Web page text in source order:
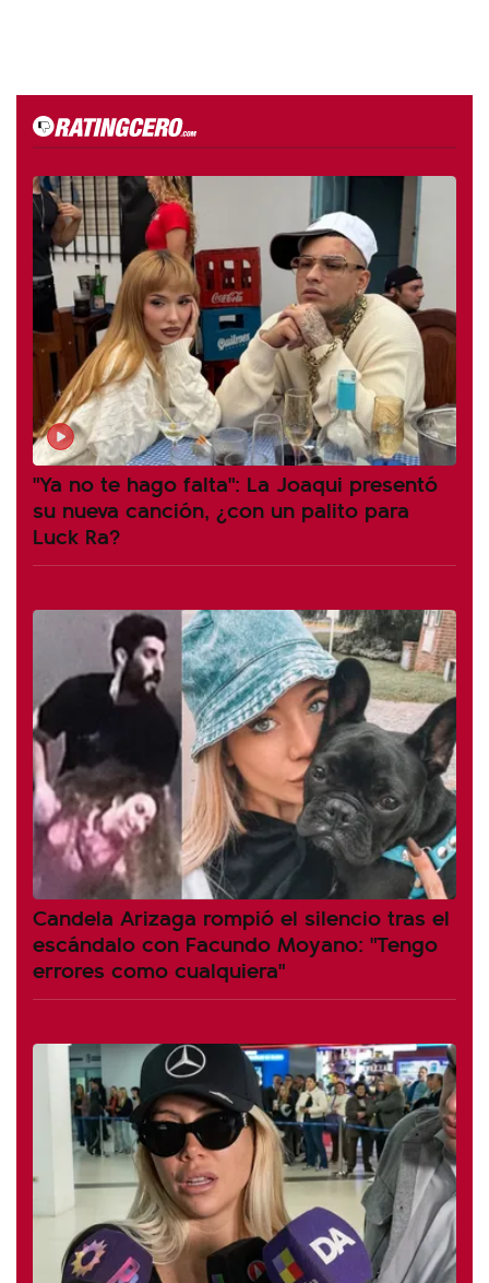
"Ya no te hago falta": La Joaqui presentó
su nueva canción, ¿con un palito para
Luck Ra?
Candela Arizaga rompió el silencio tras el
escándalo con Facundo Moyano: "Tengo
errores como cualquiera"